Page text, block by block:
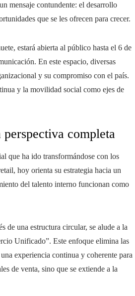
mensaje contundente: el desarrollo
que se les ofrecen para crecer.
estará abierta al público hasta el 6 de
En este espacio, diversas
y su compromiso con el país.
y la movilidad social como ejes de
completa
que ha ido transformándose con los
hoy orienta su estrategia hacia un
del talento interno funcionan como
de una estructura circular, se alude a la
Unificado”. Este enfoque elimina las
experiencia continua y coherente para
de venta, sino que se extiende a la